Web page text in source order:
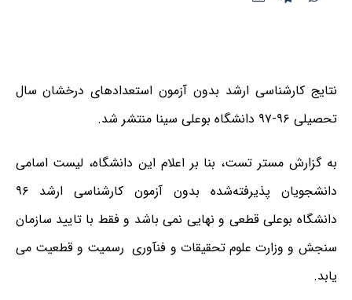
نتایج کارشناسی ارشد بدون آزمون استعدادهای درخشان سال
تحصیلی ۹۶-۹۷ دانشگاه بوعلی سینا منتشر شد.
به گزارش مستر تست، بنا بر اعلام این دانشگاه، لیست اسامی
دانشجویان پذیرفته‌شده بدون آزمون کارشناسی ارشد ۹۶
دانشگاه بوعلیقطعی و نهایی نمی باشد و فقط با تایید سازمان
سنجش و وزارت علوم تحقیقات و فنآوری رسمیت و قطعیت می
یابد.